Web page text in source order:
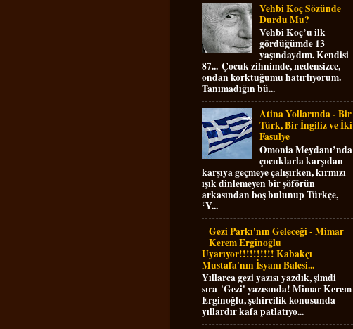
Vehbi Koç Sözünde
Durdu Mu?
Vehbi Koç’u ilk
gördüğümde 13
yaşındaydım. Kendisi
87... Çocuk zihnimde, nedensizce,
ondan korktuğumu hatırlıyorum.
Tanımadığın bü...
Atina Yollarında - Bir
Türk, Bir İngiliz ve İki
Fasulye
Omonia Meydanı’nda
çocuklarla karşıdan
karşıya geçmeye çalışırken, kırmızı
ışık dinlemeyen bir şöförün
arkasından boş bulunup Türkçe,
‘Y...
Gezi Parkı'nın Geleceği - Mimar
Kerem Erginoğlu
Uyarıyor!!!!!!!!!! Kabakçı
Mustafa'nın İsyanı Balesi...
Yıllarca gezi yazısı yazdık, şimdi
sıra 'Gezi' yazısında! Mimar Kerem
Erginoğlu, şehircilik konusunda
yıllardır kafa patlatıyo...